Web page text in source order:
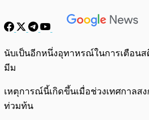
พร้อมเล่น
นับเป็นอีกหนึ่งอุทาหรณ์ในการเตือนส
มีม
เหตุการณ์นี้เกิดขึ้นเมื่อช่วงเทศกาลส
ท่วมท้น